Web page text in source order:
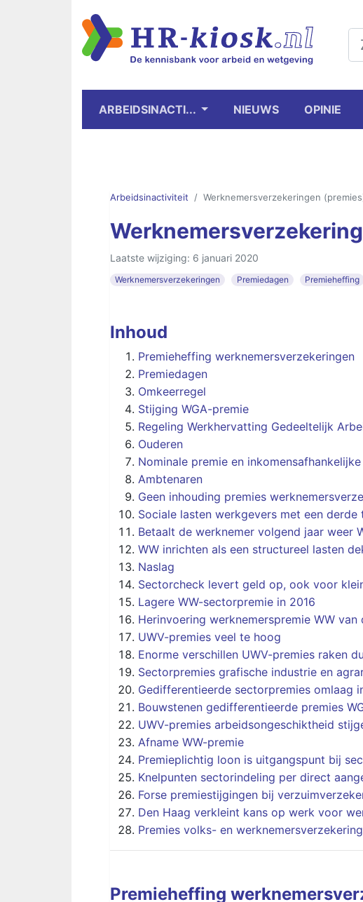
ARBEIDSINACTI... NIEUWS OPINIE
Arbeidsinactiviteit Werknemersverzekeringen
Laatste wijziging: 6 januari 2020
Werknemersverzekeringen Premiedagen Premieheffing
Inhoud
Premieheffing werknemersverzekeringen
Premiedagen
Omkeerregel
Stijging WGA-premie
Regeling Werkhervatting Gedeeltelijk
Ouderen
Nominale premie en
Ambtenaren
Geen inhouding premies
Sociale lasten werkgevers met een derde
Betaalt de werknemer volgend jaar weer
WW inrichten als een structureel lasten
Naslag
Sectorcheck levert geld op, ook voor
Lagere WW-sectorpremie in 2016
Herinvoering werknemerspremie WW van
UWV-premies veel te hoog
Enorme verschillen UWV-premies raken
Sectorpremies grafische industrie en
Gedifferentieerde sectorpremies omlaag
Bouwstenen gedifferentieerde premies
UWV-premies arbeidsongeschiktheid
Afname WW-premie
Premieplichtig loon is uitgangspunt bij
Knelpunten sectorindeling per direct
Forse premiestijgingen bij
Den Haag verkleint kans op werk voor
Premies volks- en
Premieheffing